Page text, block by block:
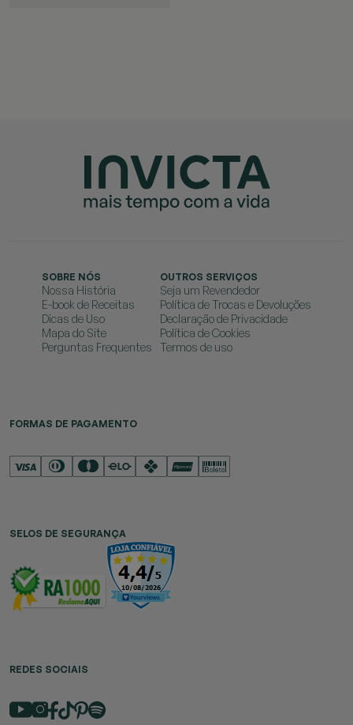
SOBRE NÓS
Nossa História
E-book de Receitas
Dicas de Uso
Mapa do Site
Perguntas Frequentes
OUTROS SERVIÇOS
Seja um Revendedor
Política de Trocas e Devoluções
Declaração de Privacidade
Política de Cookies
Termos de uso
FORMAS DE PAGAMENTO
SELOS DE SEGURANÇA
REDES SOCIAIS